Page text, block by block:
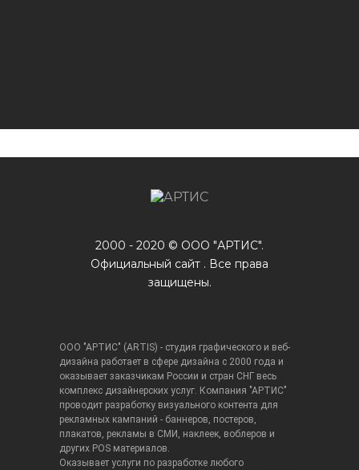
2000 - 2020 © ООО "АРТИС".
Официальный сайт . Все права
защищены.
ООО "АРТИС" (ARTIS) - студия графического и веб-
дизайна работает в сфере дизайна с 2000 года и
оказывает заказчикам России и стран СНГ весь
комплекс дизайнерских услуг. Компания "АРТИС"
проводит разработку визуального контента для
рекламных кампаний - баннеров, постеров,
плакатов, рекламы в СМИ, наклеек, воблеров и
других POS материалов.
Оказывает услуги по разработке любого